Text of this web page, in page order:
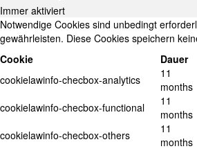
Immer aktiviert
Notwendige Cookies sind unbedingt
gewährleisten. Diese Cookies speichern
Cookie
Dauer
cookielawinfo-checbox-analytics
11
months
cookielawinfo-checbox-functional
11
months
cookielawinfo-checbox-others
11
months